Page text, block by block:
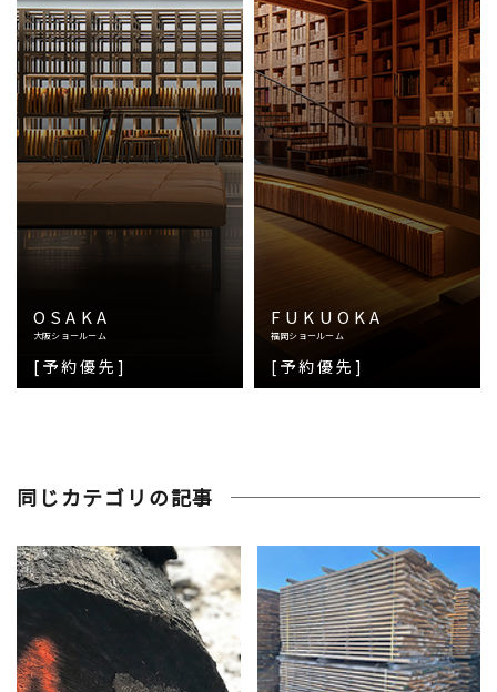
OSAKA
大阪ショールーム
[予約優先]
FUKUOKA
福岡ショールーム
[予約優先]
同じカテゴリの記事